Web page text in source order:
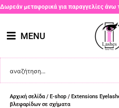
Δωρεάν μεταφορικά για παραγγελίες άνω
MENU
Αρχική σελίδα / E-shop / Extensions
βλεφαρίδων σε σχήματα